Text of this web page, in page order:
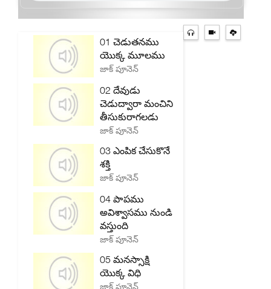
01 చెడుతనము
యొక్క మూలము
జాక్ పూనెన్
02 దేవుడు
చెడుద్వారా మంచిని
తీసుకురాగలడు
జాక్ పూనెన్
03 ఎంపిక చేసుకొనే
శక్తి
జాక్ పూనెన్
04 పాపము
అవిశ్వాసము నుండి
వస్తుంది
జాక్ పూనెన్
05 మనస్సాక్షి
యొక్క విధి
జాక్ పూనెన్